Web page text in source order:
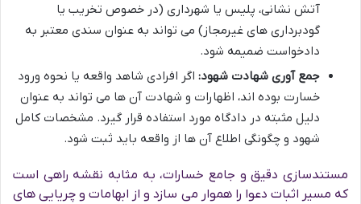
آتش نشانی، پلیس یا شهرداری (در خصوص تخریب یا
گودبرداری های غیرمجاز) می تواند به عنوان سندی معتبر به
دادخواست ضمیمه شود.
جمع آوری شهادت شهود: اگر افرادی شاهد واقعه یا نحوه ورود
خسارت بوده اند، اظهارات و شهادت آن ها می تواند به عنوان
دلیل مثبته در دادگاه مورد استفاده قرار گیرد. مشخصات کامل
شهود و چگونگی اطلاع آن ها از واقعه باید ثبت شود.
مستندسازی دقیق و جامع خسارات، به مثابه نقشه راهی است
که مسیر اثبات دعوا را هموار می سازد و از ابهامات و چریایی های